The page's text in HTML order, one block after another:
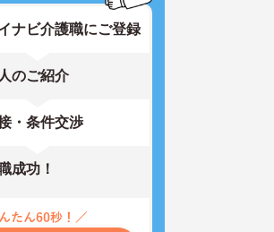
ナビ介護職にご登録
のご紹介
・条件交渉
成功！